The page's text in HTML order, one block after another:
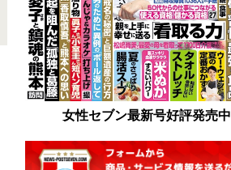
女性セブン最新号好評発売中